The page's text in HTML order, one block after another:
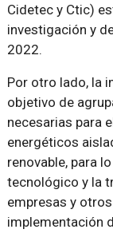
Cidetec y Ctic)
investigación y
2022.
Por otro lado, la
objetivo de
necesarias para
energéticos
renovable, para
tecnológico y la
empresas y
implementación